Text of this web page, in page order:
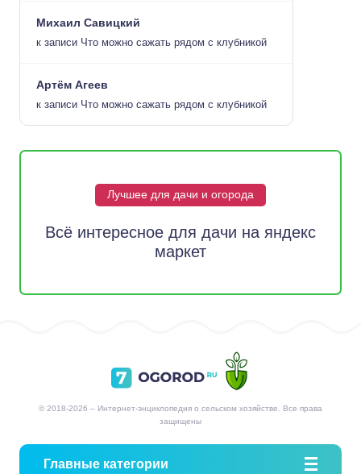
Михаил Савицкий
к записи Что можно сажать рядом с клубникой
Артём Агеев
к записи Что можно сажать рядом с клубникой
Лучшее для дачи и огорода
Всё интересное для дачи на яндекс
маркет
© 2018-2026 – Интернет-энциклопедия о сельском хозяйстве. Все права
защищены
Главные категории